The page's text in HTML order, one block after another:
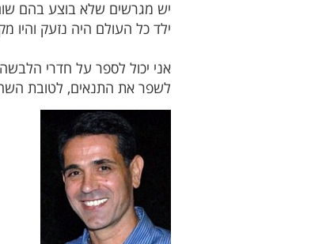
ילד כל העולם היה נזעק והיו
אני יכול לספר על חדרי
לשפר את התנאים, לטובת